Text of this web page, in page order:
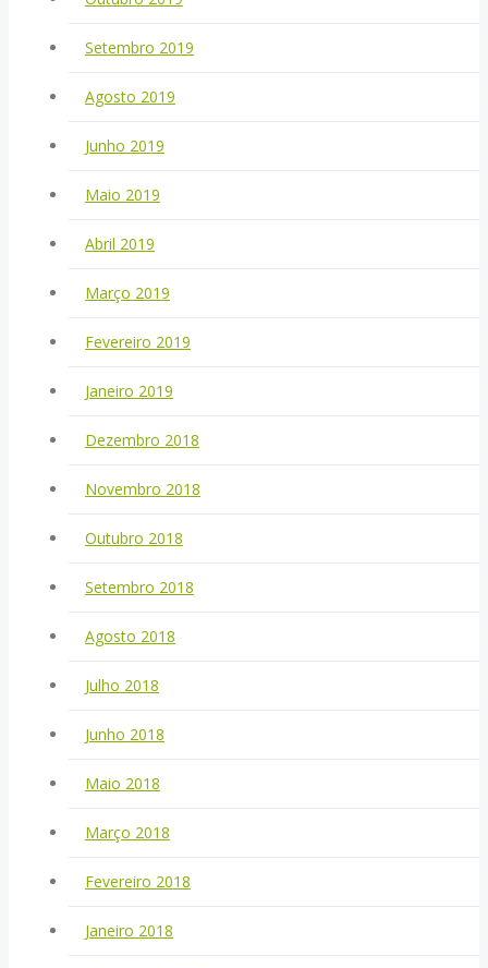
Setembro 2019
Agosto 2019
Junho 2019
Maio 2019
Abril 2019
Março 2019
Fevereiro 2019
Janeiro 2019
Dezembro 2018
Novembro 2018
Outubro 2018
Setembro 2018
Agosto 2018
Julho 2018
Junho 2018
Maio 2018
Março 2018
Fevereiro 2018
Janeiro 2018